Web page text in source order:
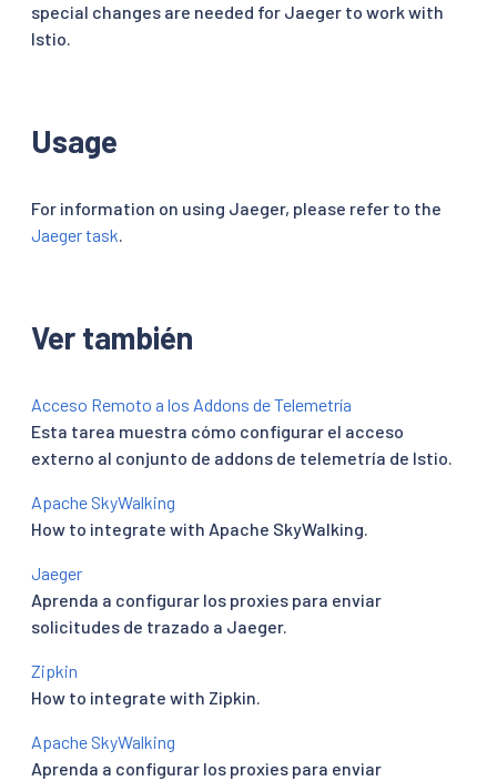
special changes are needed for Jaeger to work with
Istio.
Usage
For information on using Jaeger, please refer to the
Jaeger task.
Ver también
Acceso Remoto a los Addons de Telemetría
Esta tarea muestra cómo configurar el acceso
externo al conjunto de addons de telemetría de Istio.
Apache SkyWalking
How to integrate with Apache SkyWalking.
Jaeger
Aprenda a configurar los proxies para enviar
solicitudes de trazado a Jaeger.
Zipkin
How to integrate with Zipkin.
Apache SkyWalking
Aprenda a configurar los proxies para enviar